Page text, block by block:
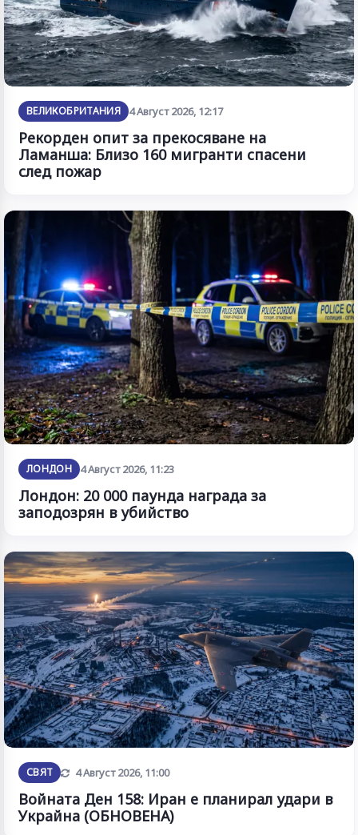
ВЕЛИКОБРИТАНИЯ 4 Август 2026, 12:17
Рекорден опит за прекосяване на
Ламанша: Близо 160 мигранти спасени
след пожар
ЛОНДОН 4 Август 2026, 11:23
Лондон: 20 000 паунда награда за
заподозрян в убийство
СВЯТ Обновена
4 Август 2026, 11:00
Войната Ден 158: Иран е планирал удари в
Украйна (ОБНОВЕНА)